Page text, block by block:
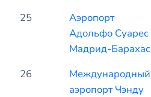
25
Аэропорт
Адольфо Суарес
Мадрид-Барахас
26
Международный
аэропорт Чэнду